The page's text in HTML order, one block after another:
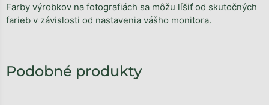
Farby výrobkov na fotografiách sa môžu líšiť od skutočných
farieb v závislosti od nastavenia vášho monitora.